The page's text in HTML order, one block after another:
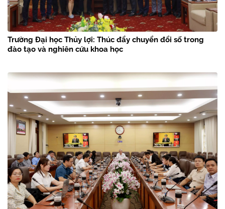
Trường Đại học Thủy lợi: Thúc đẩy chuyển đổi số trong
đào tạo và nghiên cứu khoa học